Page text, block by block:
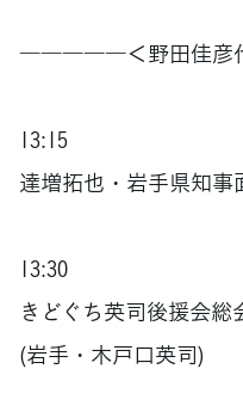
―――――＜野田佳
13:15
達増拓也・岩手県知事
13:30
きどぐち英司後援会総
(岩手・木戸口英司)